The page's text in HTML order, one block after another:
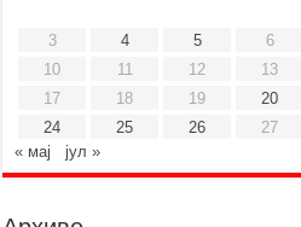
3
4 5 6
10
11 12 13
17
18 19 20
24
25 26 27
« мај
јул »